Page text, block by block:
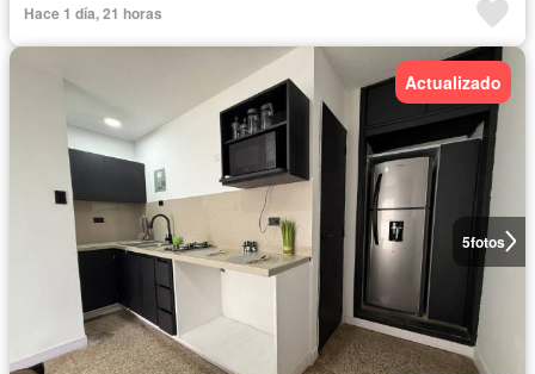
Hace 1 día, 21 horas
5fotos
Actualizado